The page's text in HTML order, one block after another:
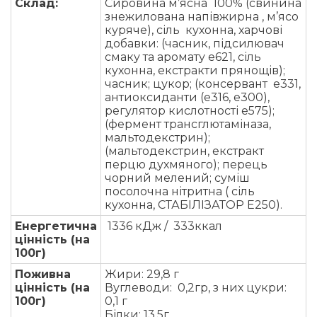
Склад:
Сировина м’ясна 100% (свинина
знежилована напівжирна , м’ясо
куряче), сіль кухонна, харчові
добавки: (часник, підсилювач
смаку та аромату е621, сіль
кухонна, екстракти прянощів);
часник; цукор; (консервант е331,
антиоксиданти (е316, е300),
регулятор кислотності е575);
(фермент трансглютаміназа,
мальтодекстрин);
(мальтодекстрин, екстракт
перцю духмяного); перець
чорний мелений; суміш
посолочна нітритна ( сіль
кухонна, СТАБІЛІЗАТОР Е250).
Енергетична
цінність (на
100г)
1336 кДж / 333ккал
Поживна
цінність (на
100г)
Жири: 29,8 г
Вуглеводи: 0,2гр, з них цукри:
0,1 г